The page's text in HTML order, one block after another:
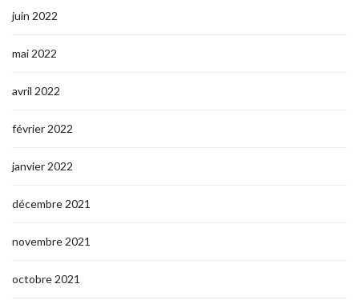
juin 2022
mai 2022
avril 2022
février 2022
janvier 2022
décembre 2021
novembre 2021
octobre 2021